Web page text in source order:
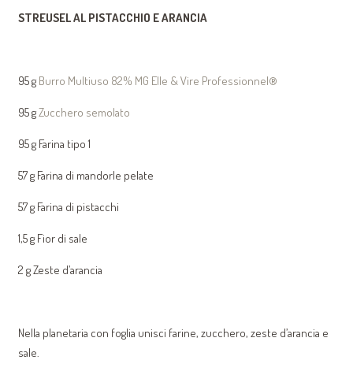
STREUSEL AL PISTACCHIO E ARANCIA
95 g Burro Multiuso 82% MG Elle & Vire Professionnel®
95 gZucchero semolato
95 g Farina tipo 1
57 g Farina di mandorle pelate
57 g Farina di pistacchi
1,5 g Fior di sale
2 g Zeste d’arancia
Nella planetaria con foglia unisci farine, zucchero, zeste d’arancia e
sale.